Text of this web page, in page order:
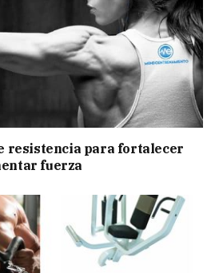
resistencia para fortalecer
fuerza